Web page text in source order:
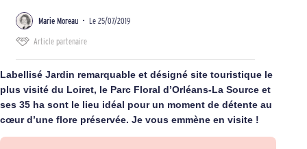
Marie Moreau • Le 25/07/2019
Article partenaire
Labellisé Jardin remarquable et désigné site touristique le
plus visité du Loiret, le Parc Floral d’Orléans-La Source et
ses 35 ha sont le lieu idéal pour un moment de détente au
cœur d’une flore préservée. Je vous emmène en visite !